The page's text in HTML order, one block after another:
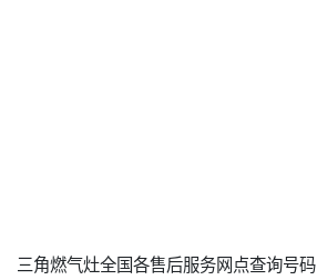
三角燃气灶全国各售后服务网点查询号码